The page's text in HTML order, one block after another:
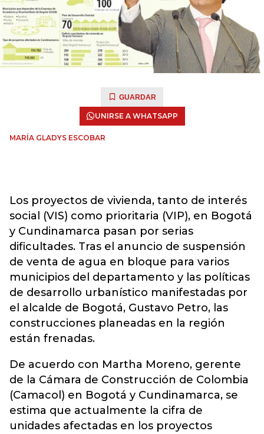
GUARDAR
UNIRSE A WHATSAPP
MARÍA GLADYS ESCOBAR
Los proyectos de vivienda, tanto de interés
social (VIS) como prioritaria (VIP), en Bogotá
y Cundinamarca pasan por serias
dificultades. Tras el anuncio de suspensión
de venta de agua en bloque para varios
municipios del departamento y las políticas
de desarrollo urbanístico manifestadas por
el alcalde de Bogotá, Gustavo Petro, las
construcciones planeadas en la región
están frenadas.
De acuerdo con Martha Moreno, gerente
de la Cámara de Construcción de Colombia
(Camacol) en Bogotá y Cundinamarca, se
estima que actualmente la cifra de
unidades afectadas en los proyectos